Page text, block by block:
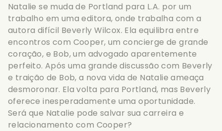
Natalie se muda de Portland para L.A. por um
trabalho em uma editora, onde trabalha com a
autora difícil Beverly Wilcox. Ela equilibra entre
encontros com Cooper, um concierge de grande
coração, e Bob, um advogado aparentemente
perfeito. Após uma grande discussão com Beverly
e traição de Bob, a nova vida de Natalie ameaça
desmoronar. Ela volta para Portland, mas Beverly
oferece inesperadamente uma oportunidade.
Será que Natalie pode salvar sua carreira e
relacionamento com Cooper?